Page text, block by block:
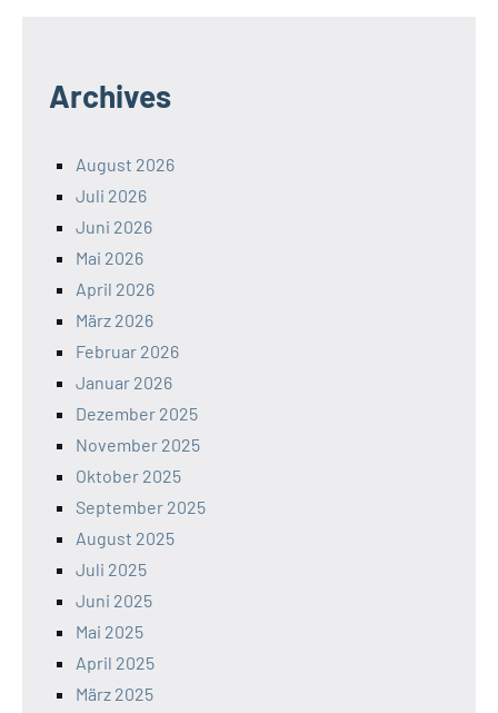
Archives
August 2026
Juli 2026
Juni 2026
Mai 2026
April 2026
März 2026
Februar 2026
Januar 2026
Dezember 2025
November 2025
Oktober 2025
September 2025
August 2025
Juli 2025
Juni 2025
Mai 2025
April 2025
März 2025